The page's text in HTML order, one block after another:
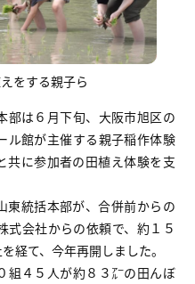
をする親子ら
は６月下旬、大阪市旭区の
ル館が主催する親子稲作体験
共に参加者の田植え体験を支
統括本部が、合併前からの
式会社からの依頼で、約１５
経て、今年再開しました。
４５人が約８３㌃の田んぼ